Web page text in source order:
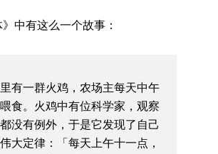
中有这么一个故事：
有一群火鸡，农场主每天中午
食。火鸡中有位科学家，观察
没有例外，于是它发现了自己
大定律：「每天上午十一点，